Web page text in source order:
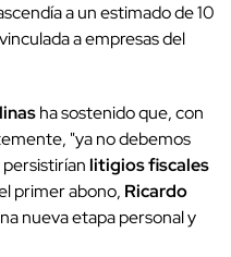
a un estimado de 10
a empresas del
ha sostenido que, con
"ya no debemos
litigios fiscales
primer abono, Ricardo
nueva etapa personal y